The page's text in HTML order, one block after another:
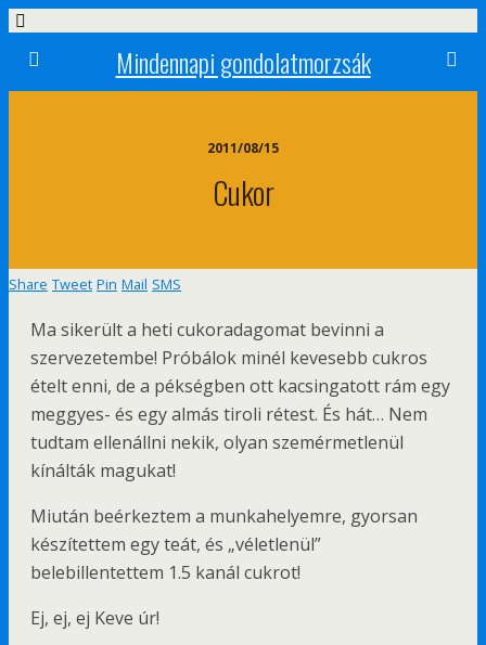
Mindennapi gondolatmorzsák
2011/08/15
Cukor
Share Tweet Pin Mail SMS
Ma sikerült a heti cukoradagomat bevinni a
szervezetembe! Próbálok minél kevesebb cukros
ételt enni, de a pékségben ott kacsingatott rám egy
meggyes- és egy almás tiroli rétest. És hát… Nem
tudtam ellenállni nekik, olyan szemérmetlenül
kínálták magukat!
Miután beérkeztem a munkahelyemre, gyorsan
készítettem egy teát, és „véletlenül”
belebillentettem 1.5 kanál cukrot!
Ej, ej, ej Keve úr!